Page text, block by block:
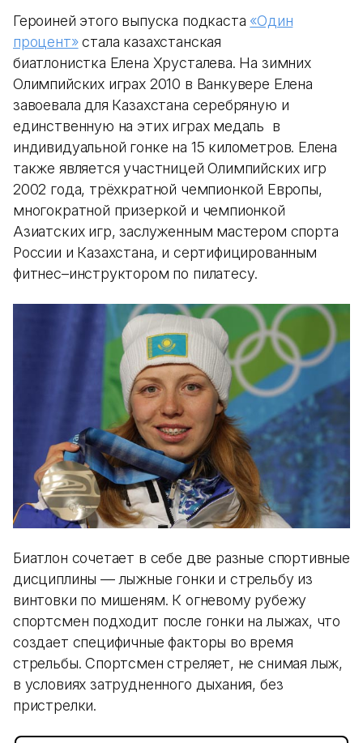
Героиней этого выпуска подкаста «Один
процент»стала казахстанская
биатлонистка Елена Хрусталева. На зимних
Олимпийских играх 2010 в Ванкувере Елена
завоевала для Казахстана серебряную и
единственную на этих играх медаль в
индивидуальной гонке на 15 километров. Елена
также является участницей Олимпийских игр
2002 года, трёхкратной чемпионкой Европы,
многократной призеркой и чемпионкой
Азиатских игр, заслуженным мастером спорта
России и Казахстана, и сертифицированным
фитнес–инструктором по пилатесу.
Биатлон сочетает в себе две разные спортивные
дисциплины — лыжные гонки и стрельбу из
винтовки по мишеням. К огневому рубежу
спортсмен подходит после гонки на лыжах, что
создает специфичные факторы во время
стрельбы. Спортсмен стреляет, не снимая лыж,
в условиях затрудненного дыхания, без
пристрелки.